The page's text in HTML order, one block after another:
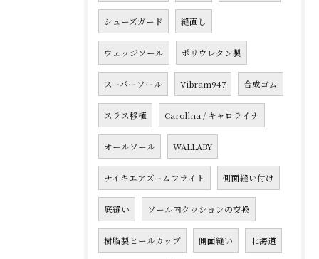
シューズガード 縫直し
ウェッジソール ポリウレタン製
スーパーソール Vibram947 合成ゴム
スラス移植 Carolina / キャロライナ
オールソール WALLABY
ナイキエアズームフライト 側面縫い付け
底縫い ソール内クッションの交換
樹脂製ヒールカップ 側面縫い 北海道